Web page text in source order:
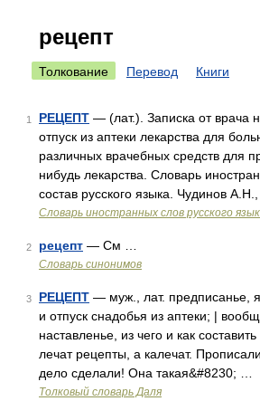
рецепт
Толкование Перевод Книги
1 РЕЦЕПТ — (лат.). Записка от врача
отпуск из аптеки лекарства для
различных врачебных средств для
нибудь лекарства. Словарь
состав русского языка. Чудинов
Словарь иностранных слов русского
2 рецепт — См …
Словарь синонимов
3 РЕЦЕПТ — муж., лат. предписанье,
и отпуск снадобья из аптеки; |
наставленье, из чего и как
лечат рецепты, а калечат.
дело сделали! Она такая&#8230; …
Толковый словарь Даля